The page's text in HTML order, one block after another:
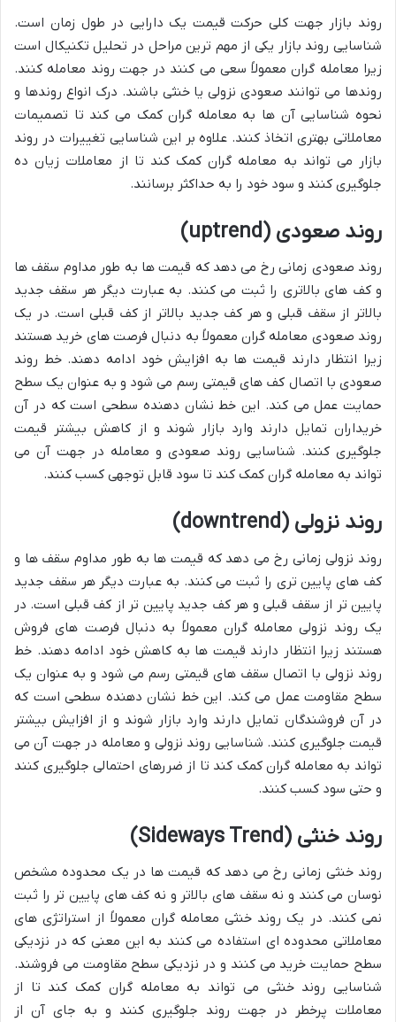
روند بازار جهت کلی حرکت قیمت یک دارایی در طول زمان است.
شناسایی روند بازار یکی از مهم ترین مراحل در تحلیل تکنیکال است
زیرا معامله گران معمولاً سعی می کنند در جهت روند معامله کنند.
روندها می توانند صعودی نزولی یا خنثی باشند. درک انواع روندها و
نحوه شناسایی آن ها به معامله گران کمک می کند تا تصمیمات
معاملاتی بهتری اتخاذ کنند. علاوه بر این شناسایی تغییرات در روند
بازار می تواند به معامله گران کمک کند تا از معاملات زیان ده
جلوگیری کنند و سود خود را به حداکثر برسانند.
روند صعودی (uptrend)
روند صعودی زمانی رخ می دهد که قیمت ها به طور مداوم سقف ها
و کف های بالاتری را ثبت می کنند. به عبارت دیگر هر سقف جدید
بالاتر از سقف قبلی و هر کف جدید بالاتر از کف قبلی است. در یک
روند صعودی معامله گران معمولاً به دنبال فرصت های خرید هستند
زیرا انتظار دارند قیمت ها به افزایش خود ادامه دهند. خط روند
صعودی با اتصال کف های قیمتی رسم می شود و به عنوان یک سطح
حمایت عمل می کند. این خط نشان دهنده سطحی است که در آن
خریداران تمایل دارند وارد بازار شوند و از کاهش بیشتر قیمت
جلوگیری کنند. شناسایی روند صعودی و معامله در جهت آن می
تواند به معامله گران کمک کند تا سود قابل توجهی کسب کنند.
روند نزولی (downtrend)
روند نزولی زمانی رخ می دهد که قیمت ها به طور مداوم سقف ها و
کف های پایین تری را ثبت می کنند. به عبارت دیگر هر سقف جدید
پایین تر از سقف قبلی و هر کف جدید پایین تر از کف قبلی است. در
یک روند نزولی معامله گران معمولاً به دنبال فرصت های فروش
هستند زیرا انتظار دارند قیمت ها به کاهش خود ادامه دهند. خط
روند نزولی با اتصال سقف های قیمتی رسم می شود و به عنوان یک
سطح مقاومت عمل می کند. این خط نشان دهنده سطحی است که
در آن فروشندگان تمایل دارند وارد بازار شوند و از افزایش بیشتر
قیمت جلوگیری کنند. شناسایی روند نزولی و معامله در جهت آن می
تواند به معامله گران کمک کند تا از ضررهای احتمالی جلوگیری کنند
و حتی سود کسب کنند.
روند خنثی (Sideways Trend)
روند خنثی زمانی رخ می دهد که قیمت ها در یک محدوده مشخص
نوسان می کنند و نه سقف های بالاتر و نه کف های پایین تر را ثبت
نمی کنند. در یک روند خنثی معامله گران معمولاً از استراتژی های
معاملاتی محدوده ای استفاده می کنند به این معنی که در نزدیکی
سطح حمایت خرید می کنند و در نزدیکی سطح مقاومت می فروشند.
شناسایی روند خنثی می تواند به معامله گران کمک کند تا از
معاملات پرخطر در جهت روند جلوگیری کنند و به جای آن از